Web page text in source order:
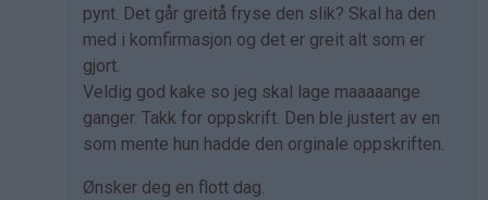
pynt. Det går greitå fryse den slik? Skal ha den
med i komfirmasjon og det er greit alt som er
gjort.
Veldig god kake so jeg skal lage maaaaange
ganger. Takk for oppskrift. Den ble justert av en
som mente hun hadde den orginale oppskriften.
Ønsker deg en flott dag.